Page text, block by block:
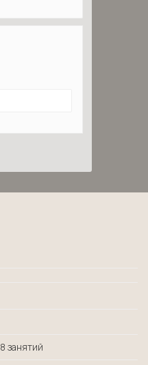
8 занятий